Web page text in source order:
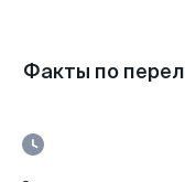
Факты по